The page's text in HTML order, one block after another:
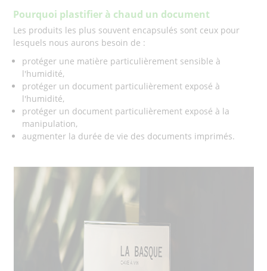
Pourquoi plastifier à chaud un document
Les produits les plus souvent encapsulés sont ceux pour
lesquels nous aurons besoin de :
protéger une matière particulièrement sensible à
l'humidité,
protéger un document particulièrement exposé à
l'humidité,
protéger un document particulièrement exposé à la
manipulation,
augmenter la durée de vie des documents imprimés.